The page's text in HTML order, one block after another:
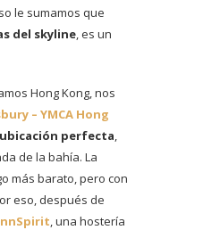
le sumamos que
del skyline, es un
Hong Kong, nos
– YMCA Hong
ubicación perfecta,
de la bahía. La
más barato, pero con
eso, después de
, una hostería